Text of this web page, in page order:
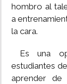
hombro al
a
la cara.
Es una
estudiantes
aprender de